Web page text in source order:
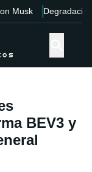
Musk Degradación
BEV3 y